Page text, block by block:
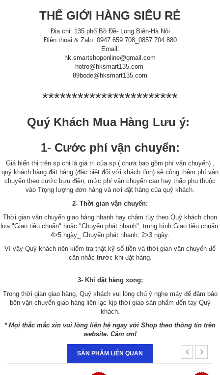
THẾ GIỚI HÀNG SIÊU RẺ
Địa chỉ: 135 phố Bồ Đề- Long Biên-Hà Nội
Điện thoại & Zalo: 0947.659.708_0857.704.880
Email:
hk.smartshoponline@gmail.com
hotro@hksmart135.com
89bode@hksmart135.com
***********************
Quý Khách Mua Hàng Lưu ý:
1- Cước phí vận chuyển:
Giá hiển thị trên sp chỉ là giá trị của sp ( chưa bao gồm phí vận chuyển) ,
quý khách hàng đặt hàng (đặc biệt đối với khách tỉnh) sẽ cộng thêm phí vận
chuyển theo cước bưu điện, mức phí vận chuyển cao hay thấp phụ thuộc
vào Trọng lượng đơn hàng và nơi đặt hàng của quý khách.
2- Thời gian vận chuyển:
Thời gian vận chuyển giao hàng nhanh hay chậm tùy theo Quý khách chọn
lựa "Giao tiêu chuẩn" hoặc "Chuyển phát nhanh", trung bình Giao tiêu chuẩn:
4>5 ngày_ Chuyển phát nhanh: 2>3 ngày.
Vì vậy Quý khách nên kiểm tra thật kỹ số tiền và thời gian vận chuyển để
cân nhắc trước khi đặt hàng.
3- Khi đặt hàng xong:
Trong thời gian giao hàng, Quý khách vui lòng chú ý nghe máy để đảm bảo
bên vận chuyển giao hàng liên lạc kịp thời giao sản phẩm đến tay Quý
khách.
* Mọi thắc mắc xin vui lòng liên hệ ngay với Shop theo thông tin trên
website. Cảm ơn!
SẢN PHẨM LIÊN QUAN